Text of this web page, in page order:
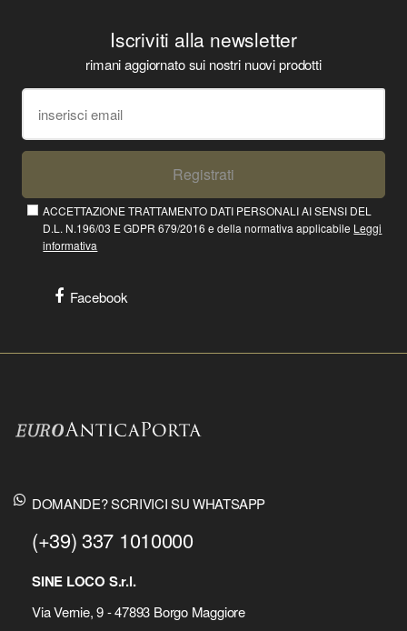
Iscriviti alla newsletter
rimani aggiornato sui nostri nuovi prodotti
Registrati
ACCETTAZIONE TRATTAMENTO DATI PERSONALI AI SENSI DEL
D.L. N.196/03 E GDPR 679/2016 e della normativa applicabile Leggi
informativa
Facebook
DOMANDE? SCRIVICI SU WHATSAPP
(+39) 337 1010000
SINE LOCO S.r.l.
Via Vernie, 9 - 47893 Borgo Maggiore